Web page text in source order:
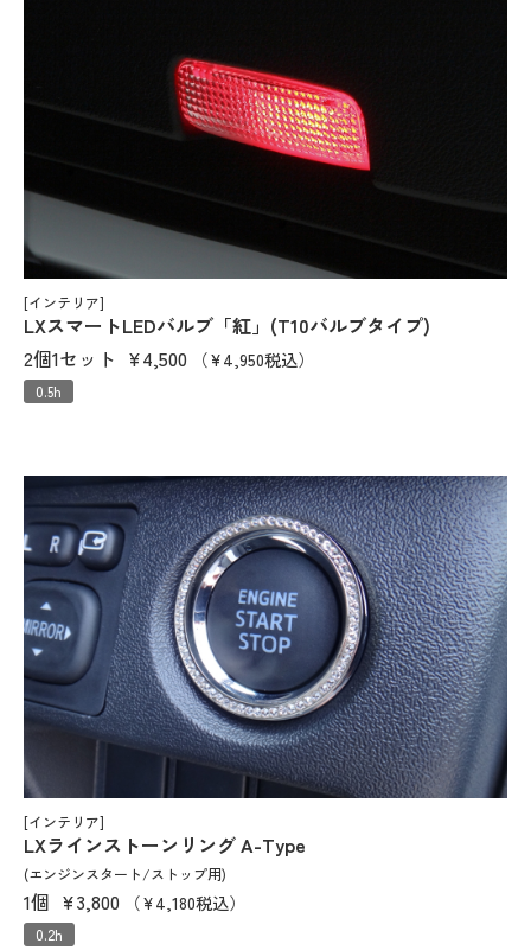
[インテリア]
LXスマートLEDバルブ「紅」(T10バルブタイプ)
2個1セット ¥4,500 （¥4,950税込）
0.5h
[インテリア]
LXラインストーンリング A-Type
(エンジンスタート/ストップ用)
1個 ¥3,800 （¥4,180税込）
0.2h